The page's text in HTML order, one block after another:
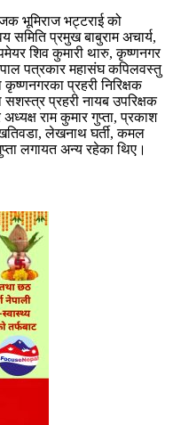
भूमिराज भट्टराई को
समिति प्रमुख बाबुराम अचार्य,
शिव कुमारी थारु, कृष्णनगर
पत्रकार महासंघ कपिलवस्तु
कृष्णनगरका प्रहरी निरिक्षक
प्रहरी नायब उपरिक्षक
राम कुमार गुप्ता, प्रकाश
लेखनाथ घर्ती, कमल
लगायत अन्य रहेका थिए।